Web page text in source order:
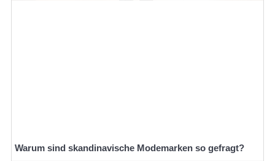
Warum sind skandinavische Modemarken so gefragt?